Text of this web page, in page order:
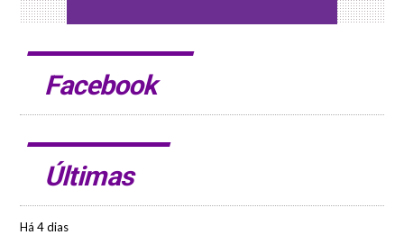
Facebook
Últimas
Há 4 dias